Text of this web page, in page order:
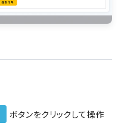
ボタンをクリックして操作